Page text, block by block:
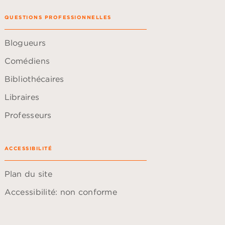
QUESTIONS PROFESSIONNELLES
Blogueurs
Comédiens
Bibliothécaires
Libraires
Professeurs
ACCESSIBILITÉ
Plan du site
Accessibilité: non conforme